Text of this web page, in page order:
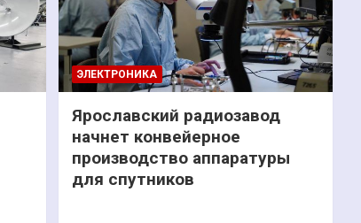
ЭЛЕКТРОНИКА
Ярославский радиозавод
начнет конвейерное
производство аппаратуры
для спутников